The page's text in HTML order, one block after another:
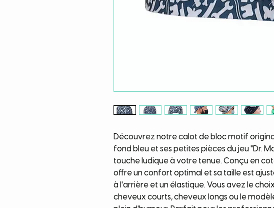
Découvrez notre calot de bloc motif
fond bleu et ses petites pièces du jeu "Dr.
touche ludique à votre tenue. Conçu en
offre un confort optimal et sa taille est
à l'arrière et un élastique. Vous avez le
cheveux courts, cheveux longs ou le